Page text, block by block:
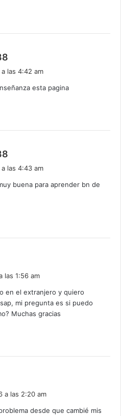
e
las 4:42 am
esta pagina
e
las 4:43 am
buena para aprender bn de
las 1:56 am
en el extranjero y quiero
mi pregunta es si puedo
Muchas gracias
a las 2:20 am
desde que cambié mis